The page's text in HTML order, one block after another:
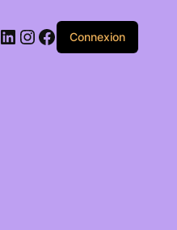
LinkedIn
Instagram
Facebook
Connexion